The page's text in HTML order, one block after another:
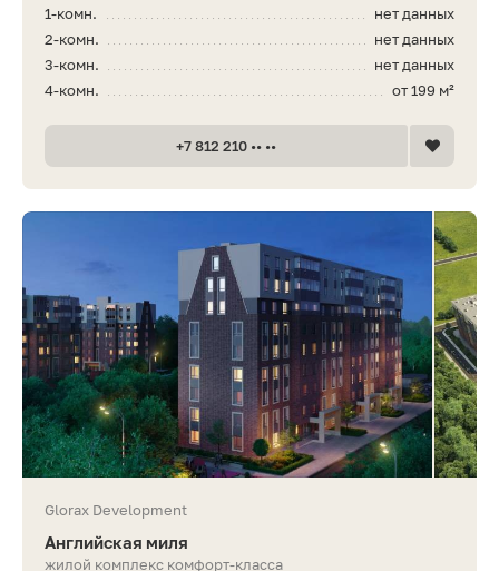
нет данных
1-комн.
нет данных
2-комн.
нет данных
3-комн.
от 199 м²
4-комн.
+7 812 210 •• ••
Glorax Development
Английская миля
жилой комплекс комфорт-класса